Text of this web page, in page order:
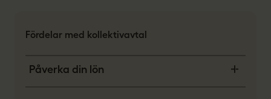
Fördelar med kollektivavtal
Påverka din lön